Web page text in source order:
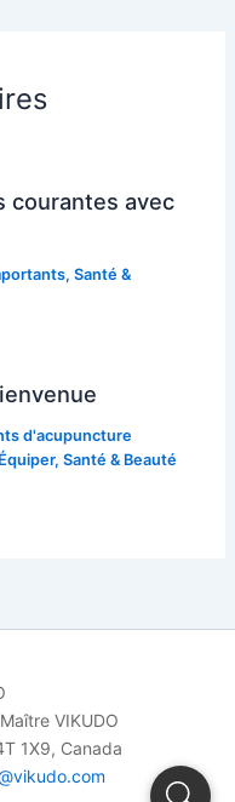
courantes avec
,Santé &
d'acupuncture
,Santé & Beauté
VIKUDO
1X9, Canada